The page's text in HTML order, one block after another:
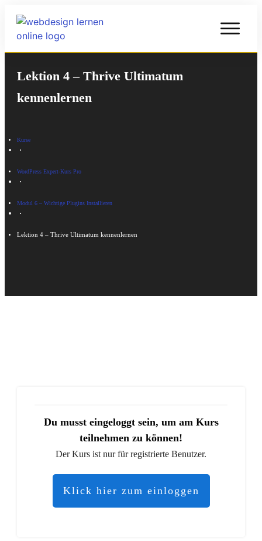
Lektion 4 – Thrive Ultimatum
kennenlernen
Kurse
WordPress Expert-Kurs Pro
Modul 6 – Wichtige Plugins Installieren
Lektion 4 – Thrive Ultimatum kennenlernen
Du musst eingeloggt sein, um am Kurs
teilnehmen zu können!
Der Kurs ist nur für registrierte Benutzer.
Klick hier zum einloggen